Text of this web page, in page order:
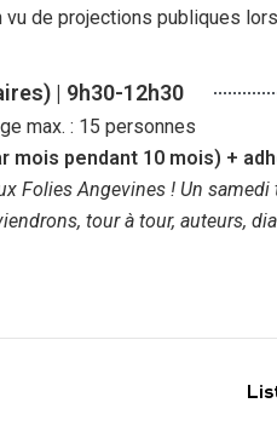
de projections publiques
| 9h30-12h30
max. : 15 personnes
mois pendant 10 mois) +
Folies Angevines ! Un
tour à tour, auteurs,